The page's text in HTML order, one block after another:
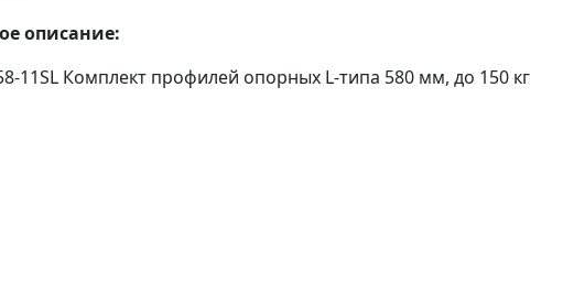
описание:
11SL Комплект профилей опорных L-типа 580 мм, до 150 кг